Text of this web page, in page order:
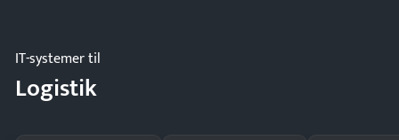
IT-systemer til
Logistik